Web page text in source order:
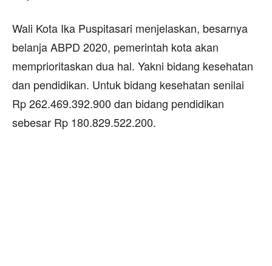
Wali Kota Ika Puspitasari menjelaskan, besarnya
belanja ABPD 2020, pemerintah kota akan
memprioritaskan dua hal. Yakni bidang kesehatan
dan pendidikan. Untuk bidang kesehatan senilai
Rp 262.469.392.900 dan bidang pendidikan
sebesar Rp 180.829.522.200.